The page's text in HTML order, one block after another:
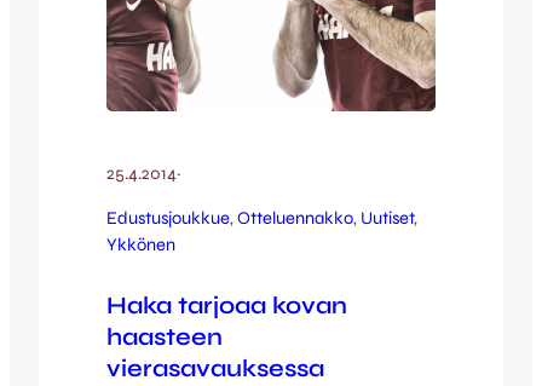
25.4.2014·
Edustusjoukkue, Otteluennakko, Uutiset
Ykkönen
Haka tarjoaa kovan
haasteen
vierasavauksessa